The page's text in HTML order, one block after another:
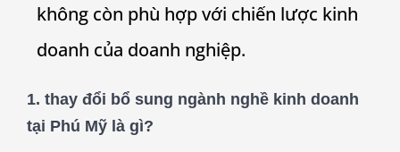
không còn phù hợp với chiến lược kinh
doanh của doanh nghiệp.
1. thay đổi bổ sung ngành nghề kinh doanh
tại Phú Mỹ là gì?